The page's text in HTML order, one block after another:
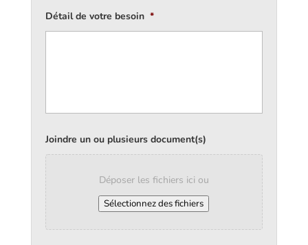
Détail de votre besoin *
Joindre un ou plusieurs document(s)
Déposer les fichiers ici ou
Sélectionnez des fichiers